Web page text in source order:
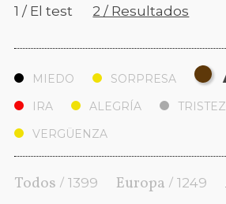
1 / El test 2 / Resultados
MIEDO SORPRESA
IRA ALEGRÍA
VERGÜENZA
Todos / 1399 Europa / 1249